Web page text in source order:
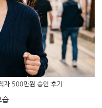
자 500만원 승인 후기